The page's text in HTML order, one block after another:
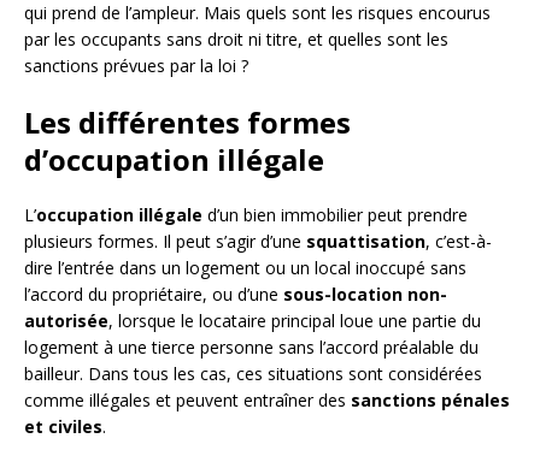
qui prend de l’ampleur. Mais quels sont les risques encourus
par les occupants sans droit ni titre, et quelles sont les
sanctions prévues par la loi ?
Les différentes formes
d’occupation illégale
L’occupation illégale d’un bien immobilier peut prendre
plusieurs formes. Il peut s’agir d’une squattisation, c’est-à-
dire l’entrée dans un logement ou un local inoccupé sans
l’accord du propriétaire, ou d’une sous-location non-
autorisée, lorsque le locataire principal loue une partie du
logement à une tierce personne sans l’accord préalable du
bailleur. Dans tous les cas, ces situations sont considérées
comme illégales et peuvent entraîner des sanctions pénales
et civiles.